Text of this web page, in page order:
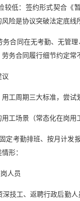
较低：签约形式契合《
险是协议突破法定底线
合同在无考勤、无管
务合同履行细节约定
议
工周期三大标准，尝
用工场景（常态化在岗用
定考勤排班、按月计
形：
人员
技工、返聘行政后勤